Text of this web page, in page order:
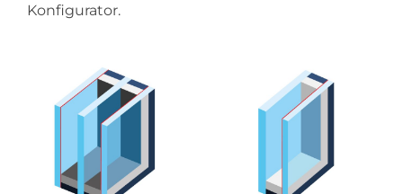
Konfigurator.